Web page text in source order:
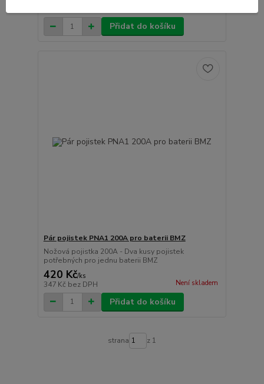
Přidat do košíku
Pár pojistek PNA1 200A pro baterii BMZ
Nožová pojistka 200A - Dva kusy pojistek
potřebných pro jednu baterii BMZ
420 Kč/ks
347 Kč bez DPH Není skladem
Přidat do košíku
strana z 1